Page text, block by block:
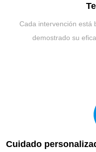
Cada intervención está
demostrado su
Cuidado